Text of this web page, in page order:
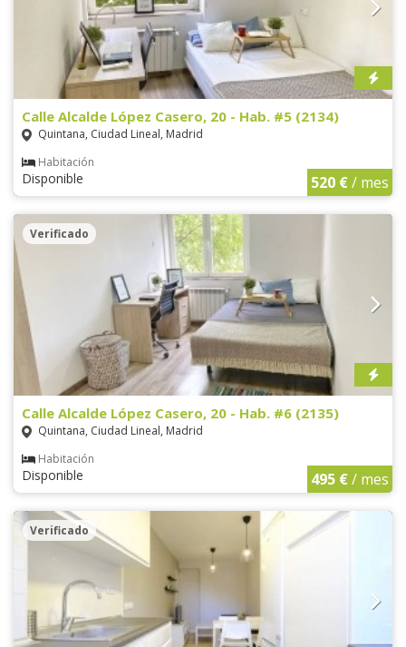
Calle Alcalde López Casero, 20 - Hab. #5 (2134)
Quintana, Ciudad Lineal, Madrid
Habitación
Disponible 520 €/ mes
Verificado
Calle Alcalde López Casero, 20 - Hab. #6 (2135)
Quintana, Ciudad Lineal, Madrid
Habitación
Disponible 495 €/ mes
Verificado